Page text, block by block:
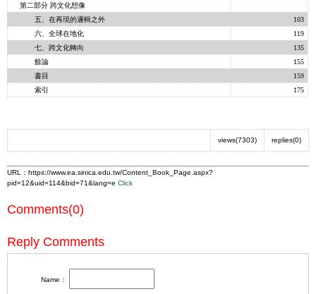
第二部分 跨文化想像
五、在再現的邏輯之外
103
六、全球在地化
119
七、跨文化轉向
135
餘論
155
書目
159
索引
175
replies(0)
views(7303)
URL：https://www.ea.sinica.edu.tw/Content_Book_Page.aspx?
pid=12&uid=114&bid=71&lang=e Click
Comments(0)
Reply Comments
Name：